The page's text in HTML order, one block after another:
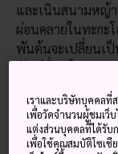
และเนินสนามหญ้
ผ่อนคลายในทะกะ
พันต้นจะเปลี่ยนเ
ร้านอาหารค่ำที่มี
ที่เหมาะแก่การผ่อ
เราและบริษัทบุคคลที่
เพื่อวัดจำนวนผู้ชมเว็
แต่งส่วนบุคคลที่ได้รับ
เพื่อใช้คุณสมบัติโซเชี